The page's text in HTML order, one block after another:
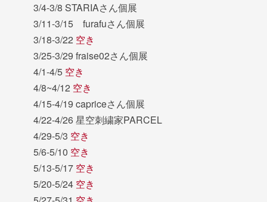
3/4-3/8 STARIAさん個展
3/11-3/15 furafuさん個展
3/18-3/22 空き
3/25-3/29 fraise02さん個展
4/1-4/5 空き
4/8~4/12 空き
4/15-4/19 capriceさん個展
4/22-4/26 星空刺繍家PARCEL
4/29-5/3 空き
5/6-5/10 空き
5/13-5/17 空き
5/20-5/24 空き